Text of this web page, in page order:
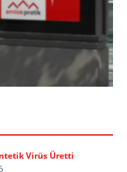
Virüs Üretti